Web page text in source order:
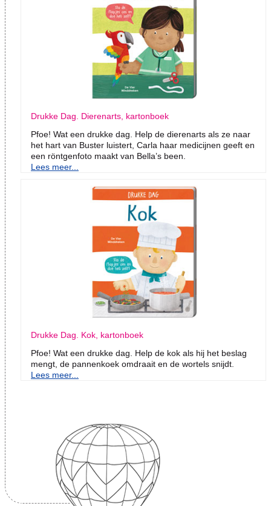
Drukke Dag. Dierenarts, kartonboek
Pfoe! Wat een drukke dag. Help de dierenarts als ze naar
het hart van Buster luistert, Carla haar medicijnen geeft en
een röntgenfoto maakt van Bella’s been.
Lees meer...
Drukke Dag. Kok, kartonboek
Pfoe! Wat een drukke dag. Help de kok als hij het beslag
mengt, de pannenkoek omdraait en de wortels snijdt.
Lees meer...